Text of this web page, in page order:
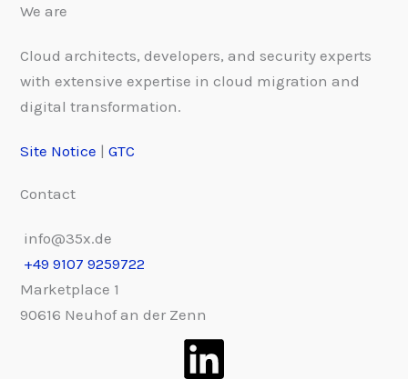
We are
Cloud architects, developers, and security experts
with extensive expertise in cloud migration and
digital transformation.
Site Notice |GTC
Contact
info@35x.de
+49 9107 9259722
Marketplace 1
90616 Neuhof an der Zenn